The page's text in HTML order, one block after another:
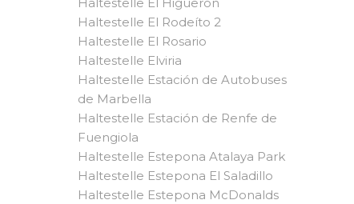
Haltestelle El Rodeíto 2
Haltestelle El Rosario
Haltestelle Elviria
Haltestelle Estación de Autobuses
de Marbella
Haltestelle Estación de Renfe de
Fuengiola
Haltestelle Estepona Atalaya Park
Haltestelle Estepona El Saladillo
Haltestelle Estepona McDonalds